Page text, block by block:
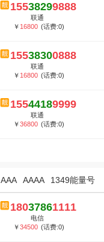
15538299888
联通
￥ 16800 (话费:0)
15538300888
联通
￥ 16800 (话费:0)
15544189999
联通
￥36800 (话费:0)
1349能量号
AAAA
AAA
18037861111
电信
￥34500 (话费:0)